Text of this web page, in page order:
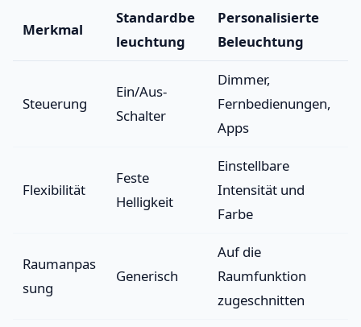
Merkmal
Standardbe
leuchtung
Personalisierte
Beleuchtung
Steuerung
Ein/Aus-
Schalter
Dimmer,
Fernbedienungen,
Apps
Flexibilität
Feste
Helligkeit
Einstellbare
Intensität und
Farbe
Raumanpas
sung
Generisch
Auf die
Raumfunktion
zugeschnitten